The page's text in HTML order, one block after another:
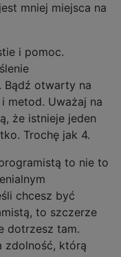
mniej miejsca na
i pomoc.
Bądź otwarty na
metod. Uważaj na
że istnieje jeden
Trochę jak 4.
to nie to
chcesz być
to szczerze
dotrzesz tam.
zdolność, którą